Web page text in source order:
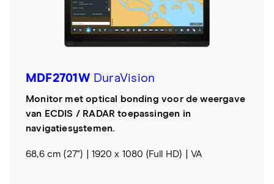
MDF2701WDuraVision
Monitor met optical bonding voor de weergave
van ECDIS / RADAR toepassingen in
navigatiesystemen.
68,6 cm (27") 1920 x 1080 (Full HD) VA